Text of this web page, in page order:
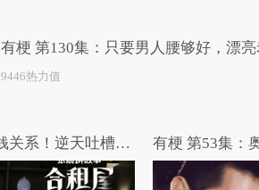
有梗 第130集：只要男人腰够好，漂
9446热力值
哎呀我去：和张震没一毛钱关系！逆天吐槽《张震讲故事之合租屋》 有梗 第53集：